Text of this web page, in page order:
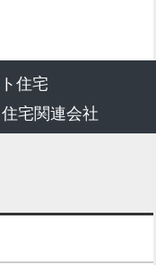
住宅
住宅関連会社